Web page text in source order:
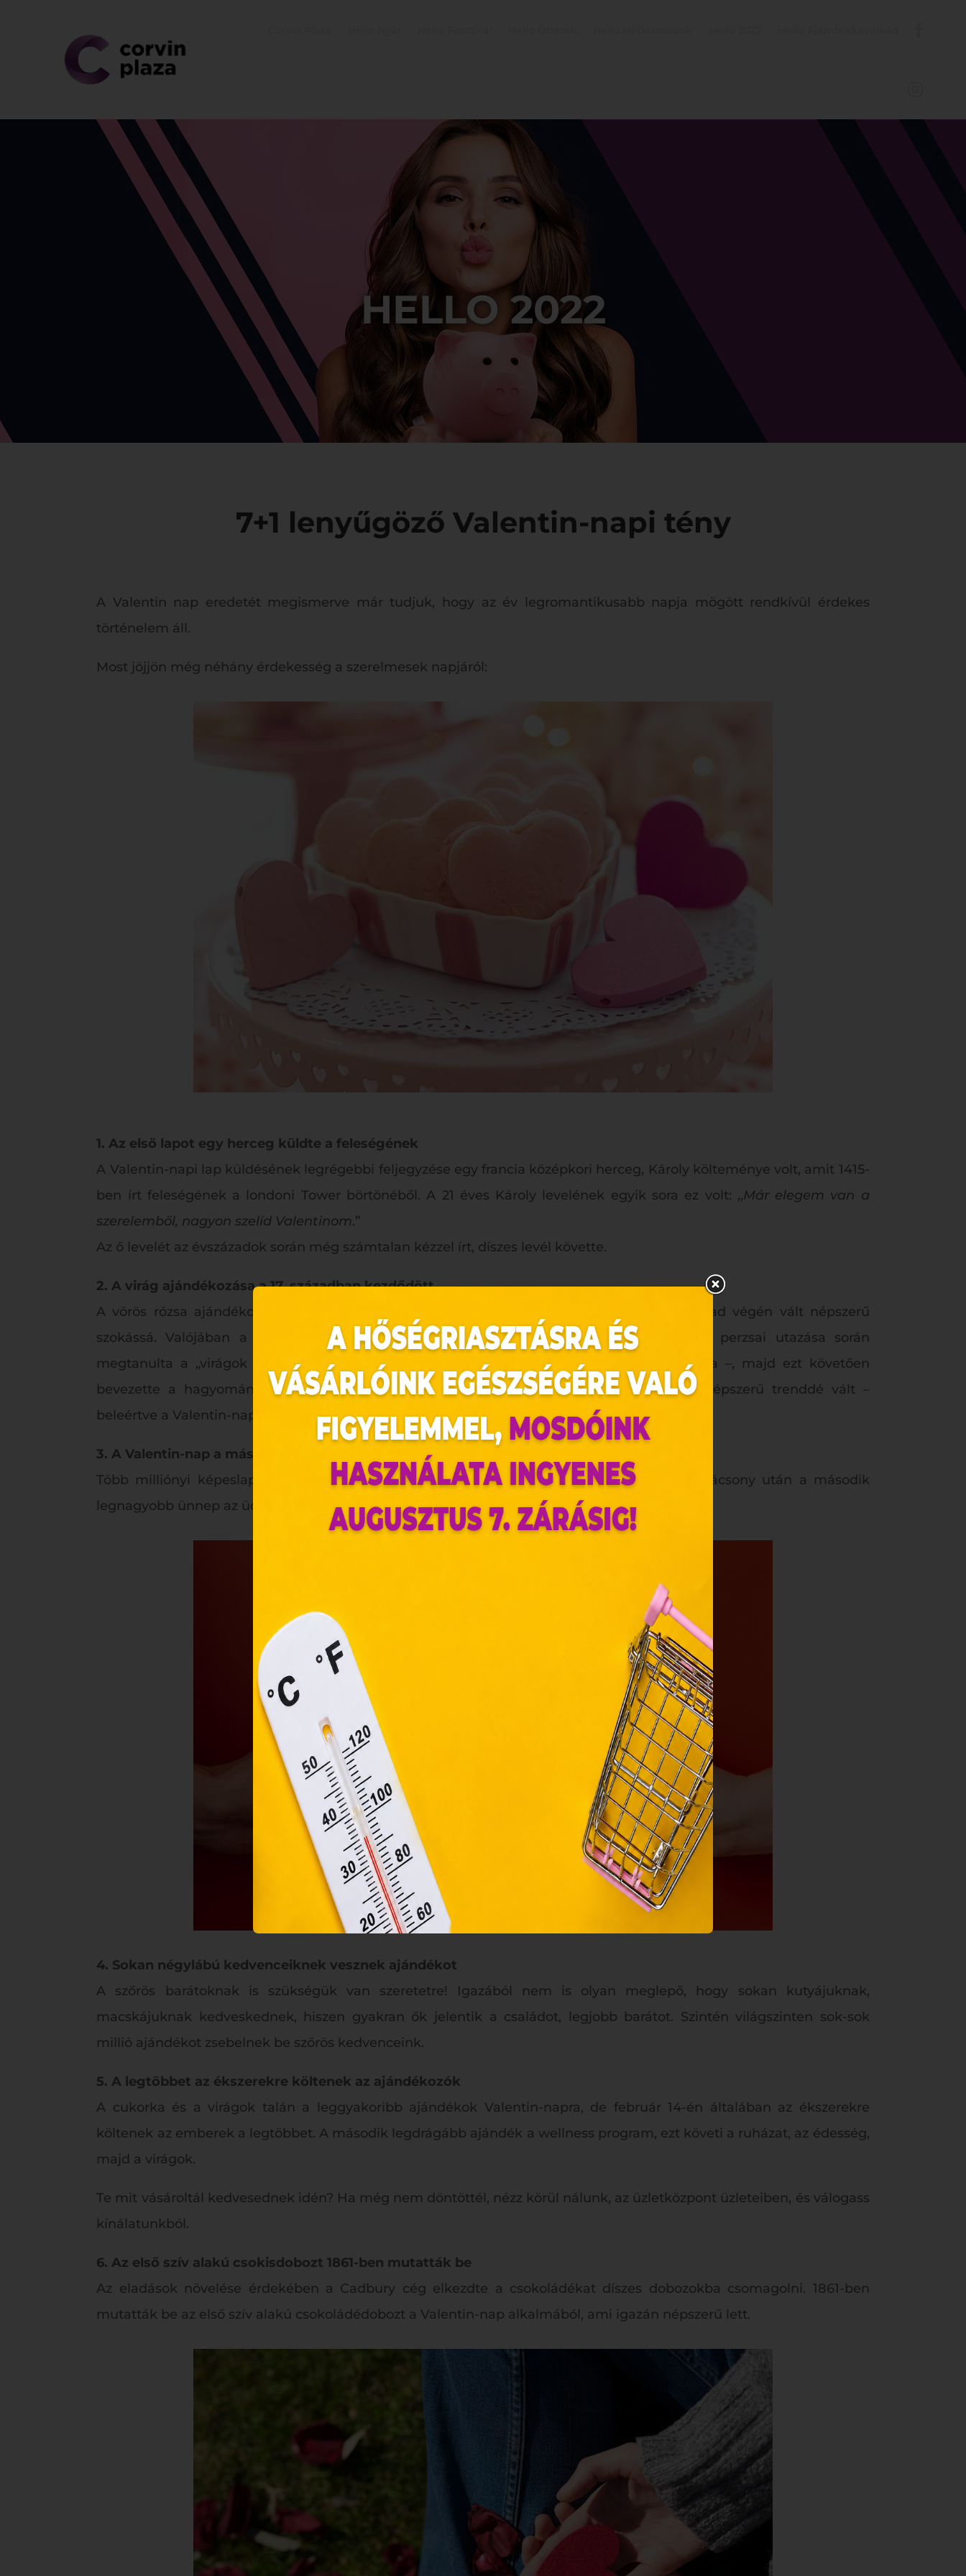
HELLO 2022
7+1 lenyűgöző Valentin-napi tény
A Valentin nap eredetét megismerve már tudjuk, hogy az év legromantikusabb napja mögött rendkívül érdekes
történelem áll.
Most jöjjön még néhány érdekesség a szerelmesek napjáról:
1. Az első lapot egy herceg küldte a feleségének
A Valentin-napi lap küldésének legrégebbi feljegyzése egy francia középkori herceg, Károly költeménye volt, amit 1415-
ben írt feleségének a londoni Tower börtönéből. A 21 éves Károly levelének egyik sora ez volt: ,,Már elegem van a
szerelemből, nagyon szelíd Valentinom.”
Az ő levelét az évszázadok során még számtalan kézzel írt, díszes levél követte.
2. A virág ajándékozása a 17. században kezdődött
A vörös rózsa ajándékozása ma már nyilvánvalóan romantikus gesztus, de csak a 17. század végén vált népszerű
szokássá. Valójában a gyakorlat arra vezethető vissza, amikor II. Károly svéd király egy perzsai utazása során
megtanulta a „virágok nyelvét” – amely a különböző virágokat sajátos jelentéssel párosítja –, majd ezt követően
bevezette a hagyományt Európában. A virágok ajándékozása a viktoriánus korszakban népszerű trenddé vált –
beleértve a Valentin-napot is – a vörös rózsákkal, amik a mély szerelmet jelképezik.
3. A Valentin-nap a második legtöbb képeslapot megmozgató nap
Több milliónyi képeslap cserél gazdát Valentin-napon világszerte, így a Valentin-nap a karácsony után a második
legnagyobb ünnep az üdvözlőlapok tekintetében.
4. Sokan négylábú kedvenceiknek vesznek ajándékot
A szőrös barátoknak is szükségük van szeretetre! Igazából nem is olyan meglepő, hogy sokan kutyájuknak,
macskájuknak kedveskednek, hiszen gyakran ők jelentik a családot, legjobb barátot. Szintén világszinten sok-sok
millió ajándékot zsebelnek be szőrös kedvenceink.
5. A legtöbbet az ékszerekre költenek az ajándékozók
A cukorka és a virágok talán a leggyakoribb ajándékok Valentin-napra, de február 14-én általában az ékszerekre
költenek az emberek a legtöbbet. A második legdrágább ajándék a wellness program, ezt követi a ruházat, az édesség,
majd a virágok.
Te mit vásároltál kedvesednek idén? Ha még nem döntöttél, nézz körül nálunk, az üzletközpont üzleteiben, és válogass
kínálatunkból.
6. Az első szív alakú csokisdobozt 1861-ben mutatták be
Az eladások növelése érdekében a Cadbury cég elkezdte a csokoládékat díszes dobozokba csomagolni. 1861-ben
mutatták be az első szív alakú csokoládédobozt a Valentin-nap alkalmából, ami igazán népszerű lett.
Ez az oldal sütiket használ
Weboldalunkon „cookie"-kat (továbbiakban „süti") alkalmazunk.
Ezek olyan fájlok, melyek információt tárolnak webes
elektronikus kereskedelmi szolgáltatások, az információs
társadalommal összefüggő szolgáltatások egyes kérdéseiről szóló
2001. évi CVIII. törvény, valamint az Európai Unió előírásainak
megfelelően használjuk. Azon weblapoknak, melyek az Európai Unió
országain belül működnek, a „sütik" használatához, és ezeknek a
felhasználó számítógépén vagy egyéb eszközén történő tárolásához
a felhasználók hozzájárulását kell kérniük.
Módosítom a beállításokat